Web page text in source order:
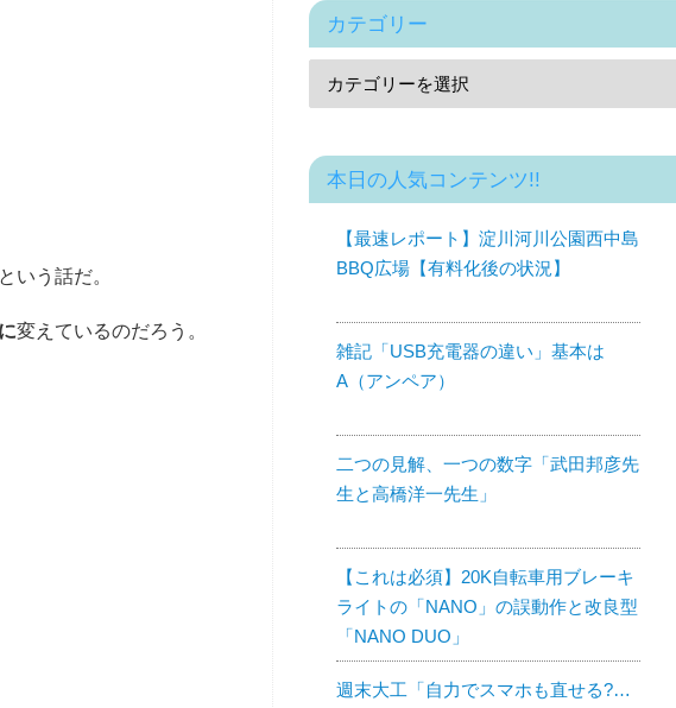
という話だ。
変えているのだろう。
カテゴリー
本日の人気コンテンツ!!
【最速レポート】淀川河川公園西中島
BBQ広場【有料化後の状況】
雑記「USB充電器の違い」基本は
A（アンペア）
二つの見解、一つの数字「武田邦彦先
生と高橋洋一先生」
【これは必須】20K自転車用ブレーキ
ライトの「NANO」の誤動作と改良型
「NANO DUO」
週末大工「自力でスマホも直せる?…